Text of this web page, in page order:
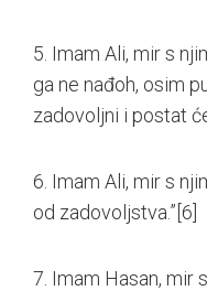
5. Imam Ali, mir s
ga ne nađoh, osim
zadovoljni i postat
6. Imam Ali, mir s
od zadovoljstva.” [6]
7. Imam Hasan, mir